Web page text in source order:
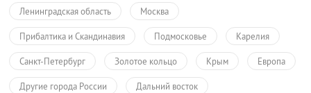
Ленинградская область Москва
Прибалтика и Скандинавия Подмосковье Карелия
Санкт-Петербург Золотое кольцо Крым Европа
Другие города России Дальний восток